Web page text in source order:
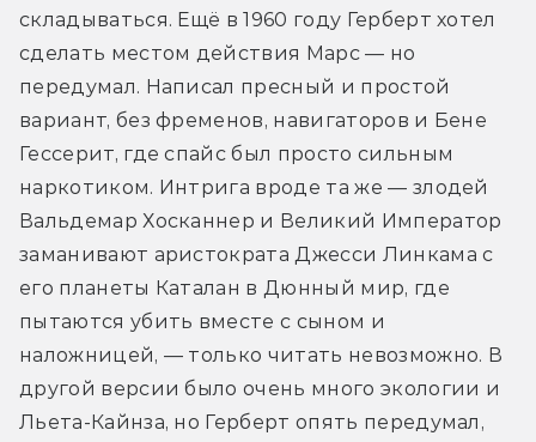
складываться. Ещё в 1960 году Герберт хотел
сделать местом действия Марс — но
передумал. Написал пресный и простой
вариант, без фременов, навигаторов и Бене
Гессерит, где спайс был просто сильным
наркотиком. Интрига вроде та же — злодей
Вальдемар Хосканнер и Великий Император
заманивают аристократа Джесси Линкама с
его планеты Каталан в Дюнный мир, где
пытаются убить вместе с сыном и
наложницей, — только читать невозможно. В
другой версии было очень много экологии и
Льета-Кайнза, но Герберт опять передумал,